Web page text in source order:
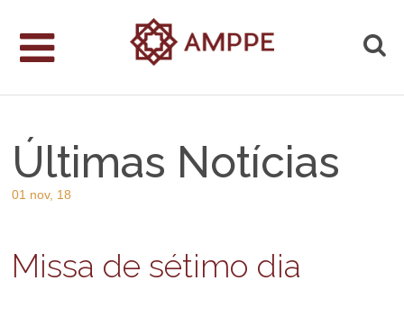
Últimas Notícias
01 nov, 18
Missa de sétimo dia